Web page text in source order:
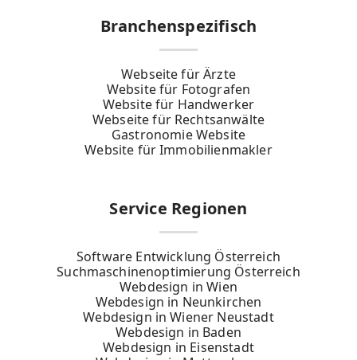
Branchenspezifisch
Webseite für Ärzte
Website für Fotografen
Website für Handwerker
Webseite für Rechtsanwälte
Gastronomie Website
Website für Immobilienmakler
Service Regionen
Software Entwicklung Österreich
Suchmaschinenoptimierung Österreich
Webdesign in Wien
Webdesign in Neunkirchen
Webdesign in Wiener Neustadt
Webdesign in Baden
Webdesign in Eisenstadt